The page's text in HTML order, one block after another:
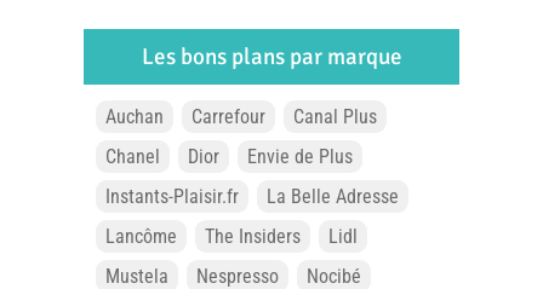
Les bons plans par marque
Auchan Carrefour
Canal Plus
Chanel
Dior
Envie de Plus
Instants-Plaisir.fr
La Belle Adresse
Lancôme
The Insiders
Lidl
Mustela
Nespresso
Nocibé